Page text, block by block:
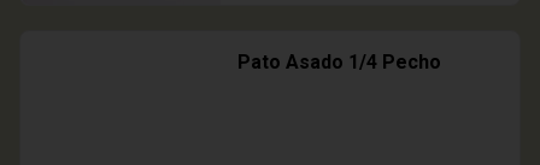
Pato Asado 1/4 Pecho